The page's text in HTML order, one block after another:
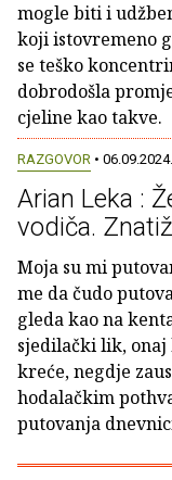
mogle biti i
koji istovremeno
se teško
dobrodošla
cjeline kao takve.
RAZGOVOR • 06.09.2024.
Arian Leka :
vodiča.
Moja su mi
me da čudo
gleda kao na
sjedilački lik, onaj
kreće, negdje
hodalačkim
putovanja